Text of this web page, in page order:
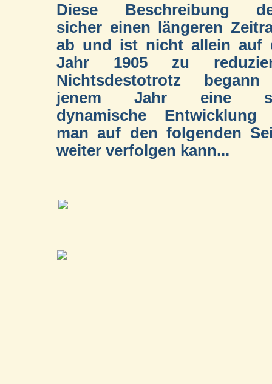
Diese Beschreibung
sicher einen längeren
ab und ist nicht allein auf
Jahr 1905 zu
Nichtsdestotrotz
jenem Jahr eine
dynamische Entwicklung
man auf den folgenden
weiter verfolgen kann...